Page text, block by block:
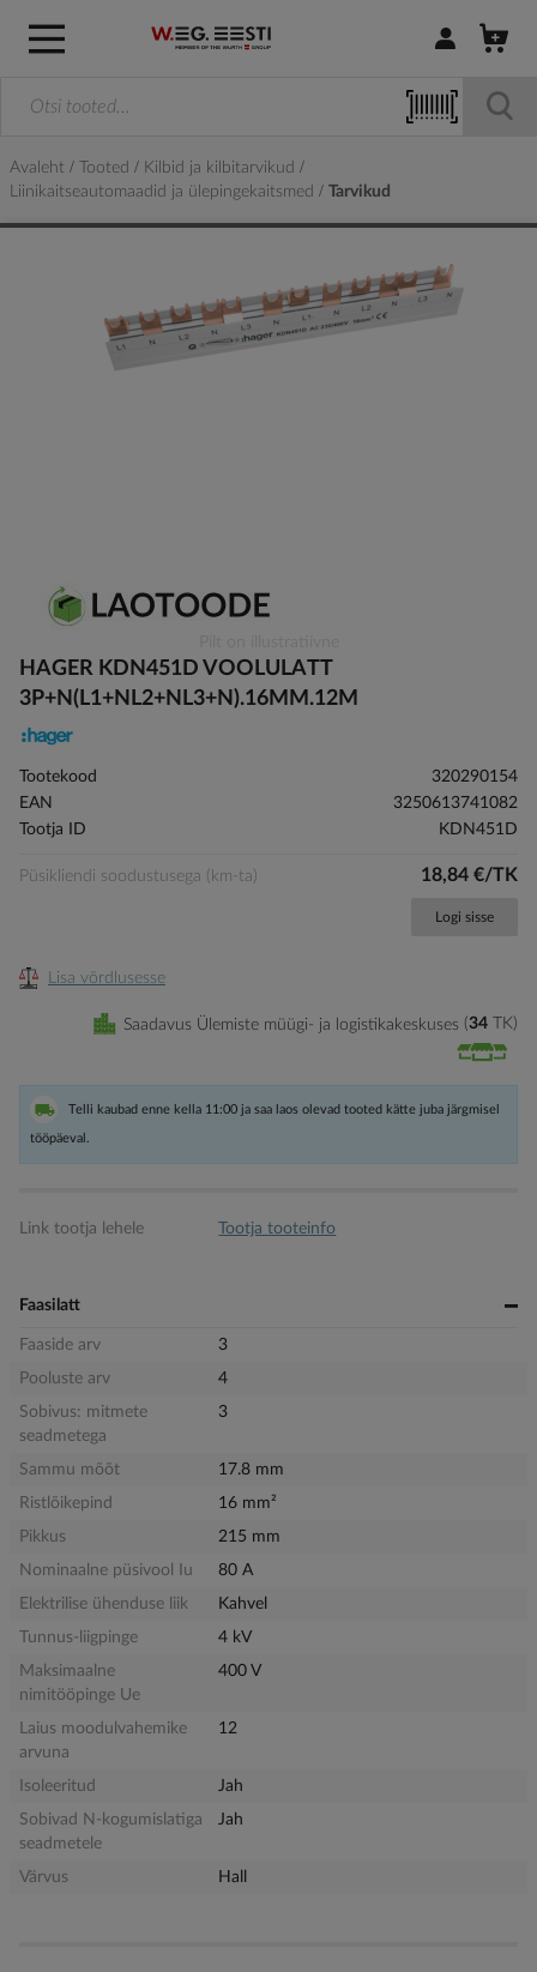
Logi sisse /
Avaleht Tooted
Kilbid ja kilbitarvikud
Liinikaitseautomaadid ja ülepingekaitsmed
Tarvikud
to
the
beginning
of
images
gallery
HAGER KDN451D VOOLULATT
3P+N(L1+NL2+NL3+N).16MM.12M
Tootekood
320290154
EAN
3250613741082
Tootja ID
KDN451D
Püsikliendi soodustusega (km-ta) 18,84 €/TK
Logi sisse
Lisa võrdlusesse
Saadavus Ülemiste müügi- ja logistikakeskuses 34 TK
Telli kaubad enne kella 11:00 ja saa laos olevad tooted kätte juba järgmisel
tööpäeval.
Link tootja lehele Tootja tooteinfo
Faasilatt
Faaside arv
3
Pooluste arv
4
Sobivus: mitmete
seadmetega
3
Sammu mõõt
17.8 mm
Ristlõikepind
16 mm²
Pikkus
215 mm
Nominaalne püsivool Iu
80 A
Elektrilise ühenduse liik
Kahvel
Tunnus-liigpinge
4 kV
Maksimaalne
nimitööpinge Ue
400 V
Laius moodulvahemike
arvuna
12
Isoleeritud
Jah
Sobivad N-kogumislatiga
seadmetele
Jah
Värvus Hall